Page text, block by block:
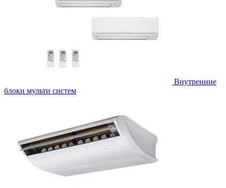
Внутренние
блоки мульти систем